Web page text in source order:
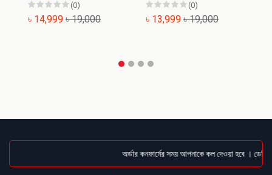
(0)
৳ 14,999 ৳ 19,000
(0)
৳ 13,999 ৳ 19,000
অর্ডার কনফার্মের সময় আপনাকে কল দেওয়া হবে ।